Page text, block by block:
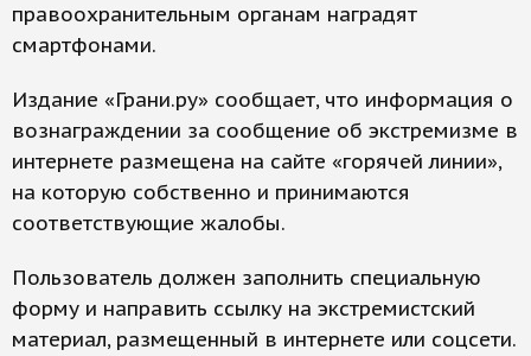
правоохранительным органам наградят
смартфонами.
Издание «Грани.ру» сообщает, что информация о
вознаграждении за сообщение об экстремизме в
интернете размещена на сайте «горячей линии»,
на которую собственно и принимаются
соответствующие жалобы.
Пользователь должен заполнить специальную
форму и направить ссылку на экстремистский
материал, размещенный в интернете или соцсети.